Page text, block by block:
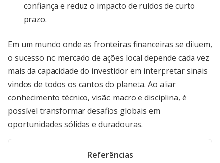
confiança e reduz o impacto de ruídos de curto
prazo.
Em um mundo onde as fronteiras financeiras se diluem,
o sucesso no mercado de ações local depende cada vez
mais da capacidade do investidor em interpretar sinais
vindos de todos os cantos do planeta. Ao aliar
conhecimento técnico, visão macro e disciplina, é
possível transformar desafios globais em
oportunidades sólidas e duradouras.
Referências